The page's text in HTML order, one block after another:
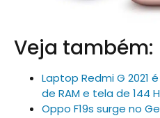
Veja também:
Laptop Redmi G 2021
de RAM e tela de 144
Oppo F19s surge no